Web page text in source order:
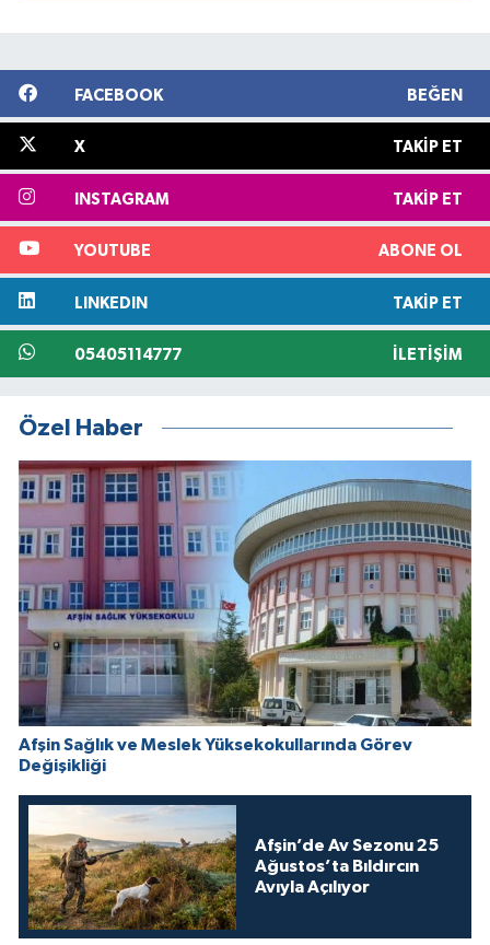
FACEBOOK BEĞEN
X TAKIP ET
INSTAGRAM TAKIP ET
YOUTUBE ABONE OL
LINKEDIN TAKIP ET
05405114777 İLETIŞIM
Özel Haber
Afşin Sağlık ve Meslek Yüksekokullarında Görev
Değişikliği
Afşin’de Av Sezonu 25
Ağustos’ta Bıldırcın
Avıyla Açılıyor